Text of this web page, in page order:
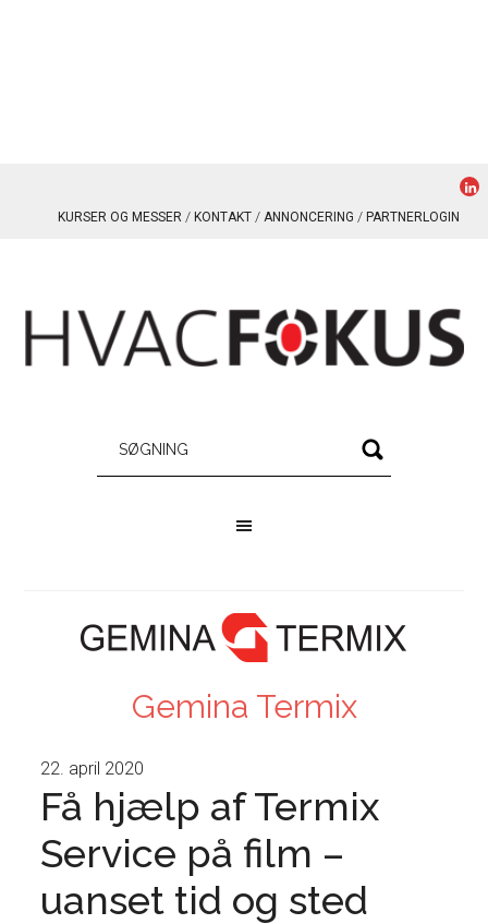
KURSER OG MESSER KONTAKT ANNONCERING PARTNERLOGIN
Gemina Termix
22. april 2020
Få hjælp af Termix
Service på film –
uanset tid og sted